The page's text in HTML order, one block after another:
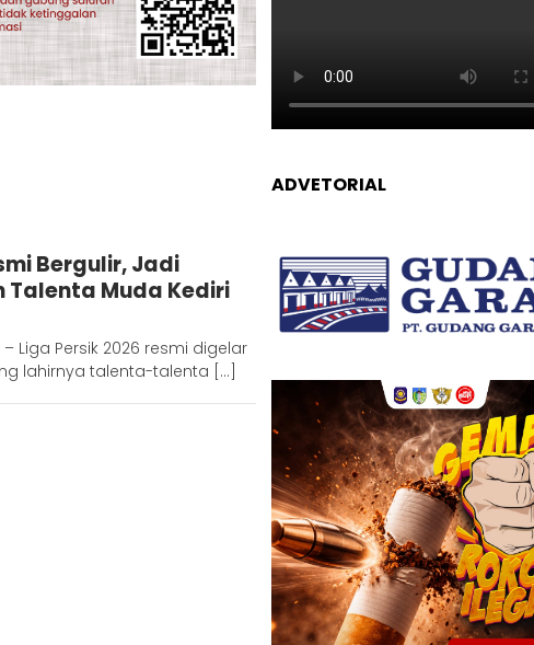
Bergulir, Jadi
Talenta Muda Kediri
Liga Persik 2026 resmi digelar
lahirnya talenta-talenta […]
ADVETORIAL